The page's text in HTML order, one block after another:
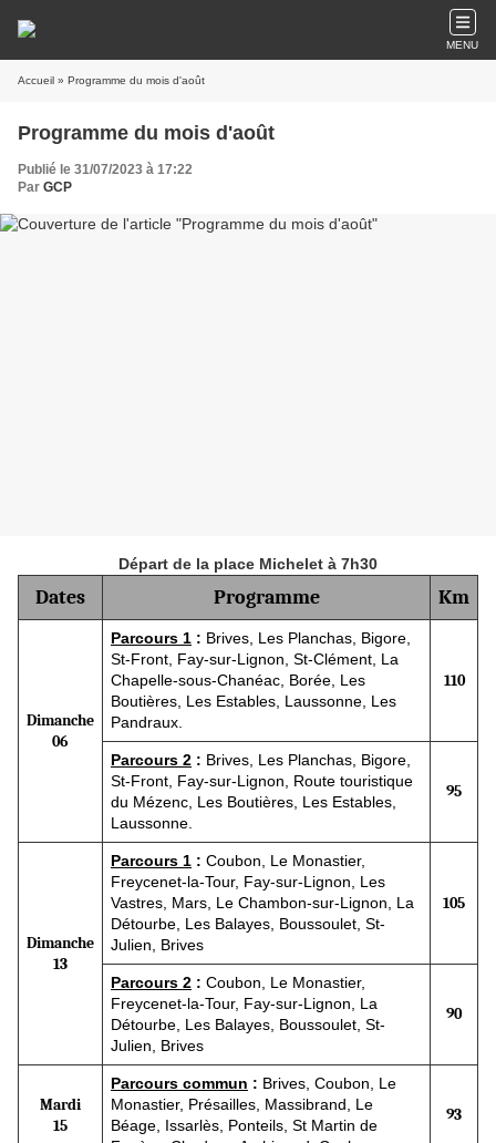
MENU
Accueil » Programme du mois d'août
Programme du mois d'août
Publié le 31/07/2023 à 17:22
Par GCP
Départ de la place Michelet à 7h30
Dates Programme Km
Dimanche
06
Parcours 1 : Brives, Les Planchas, Bigore,
St-Front, Fay-sur-Lignon, St-Clément, La
Chapelle-sous-Chanéac, Borée, Les
Boutières, Les Estables, Laussonne, Les
Pandraux.
110
Parcours 2 : Brives, Les Planchas, Bigore,
St-Front, Fay-sur-Lignon, Route touristique
du Mézenc, Les Boutières, Les Estables,
Laussonne.
95
Dimanche
13
Parcours 1 : Coubon, Le Monastier,
Freycenet-la-Tour, Fay-sur-Lignon, Les
Vastres, Mars, Le Chambon-sur-Lignon, La
Détourbe, Les Balayes, Boussoulet, St-
Julien, Brives
105
Parcours 2 : Coubon, Le Monastier,
Freycenet-la-Tour, Fay-sur-Lignon, La
Détourbe, Les Balayes, Boussoulet, St-
Julien, Brives
90
Mardi
15
Parcours commun : Brives, Coubon, Le
Monastier, Présailles, Massibrand, Le
Béage, Issarlès, Ponteils, St Martin de
93